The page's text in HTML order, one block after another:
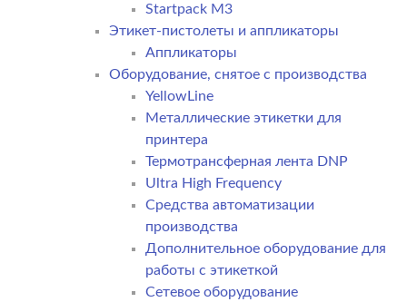
Startpack M3
Этикет-пистолеты и аппликаторы
Аппликаторы
Оборудование, снятое с производства
YellowLine
Металлические этикетки для
принтера
Термотрансферная лента DNP
Ultra High Frequency
Средства автоматизации
производства
Дополнительное оборудование для
работы с этикеткой
Сетевое оборудование